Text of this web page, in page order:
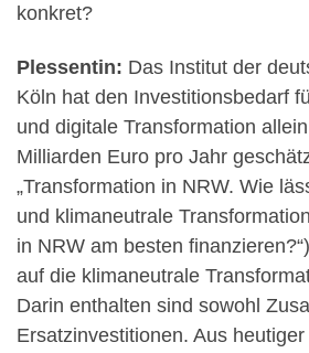
konkret?
Plessentin: Das Institut der
Köln hat den Investitionsbedarf
und digitale Transformation
Milliarden Euro pro Jahr
„Transformation in NRW. Wie
und klimaneutrale
in NRW am besten
auf die klimaneutrale
Darin enthalten sind sowohl
Ersatzinvestitionen. Aus